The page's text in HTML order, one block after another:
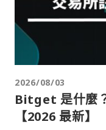
2026/08/03
Bitget 是什麼
【2026 最新】